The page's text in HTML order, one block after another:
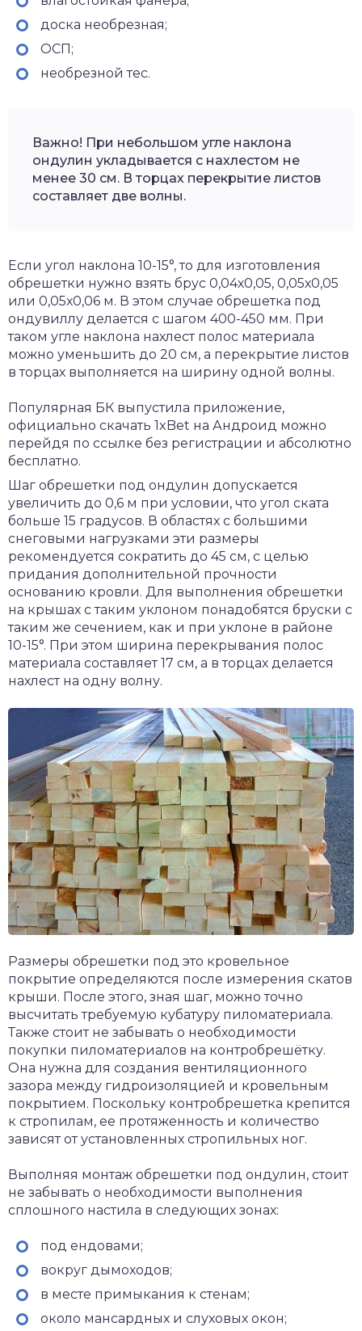
доска необрезная;
ОСП;
необрезной тес.
Важно! При небольшом угле наклона
ондулин укладывается с нахлестом не
менее 30 см. В торцах перекрытие листов
составляет две волны.
Если угол наклона 10-15°, то для изготовления
обрешетки нужно взять брус 0,04х0,05, 0,05х0,05
или 0,05х0,06 м. В этом случае обрешетка под
ондувиллу делается с шагом 400-450 мм. При
таком угле наклона нахлест полос материала
можно уменьшить до 20 см, а перекрытие листов
в торцах выполняется на ширину одной волны.
Популярная БК выпустила приложение,
официально скачать 1xBet на Андроид можно
перейдя по ссылке без регистрации и абсолютно
бесплатно.
Шаг обрешетки под ондулин допускается
увеличить до 0,6 м при условии, что угол ската
больше 15 градусов. В областях с большими
снеговыми нагрузками эти размеры
рекомендуется сократить до 45 см, с целью
придания дополнительной прочности
основанию кровли. Для выполнения обрешетки
на крышах с таким уклоном понадобятся бруски с
таким же сечением, как и при уклоне в районе
10-15°. При этом ширина перекрывания полос
материала составляет 17 см, а в торцах делается
нахлест на одну волну.
Размеры обрешетки под это кровельное
покрытие определяются после измерения скатов
крыши. После этого, зная шаг, можно точно
высчитать требуемую кубатуру пиломатериала.
Также стоит не забывать о необходимости
покупки пиломатериалов на контробрешётку.
Она нужна для создания вентиляционного
зазора между гидроизоляцией и кровельным
покрытием. Поскольку контробрешетка крепится
к стропилам, ее протяженность и количество
зависят от установленных стропильных ног.
Выполняя монтаж обрешетки под ондулин, стоит
не забывать о необходимости выполнения
сплошного настила в следующих зонах:
под ендовами;
вокруг дымоходов;
в месте примыкания к стенам;
около мансардных и слуховых окон;